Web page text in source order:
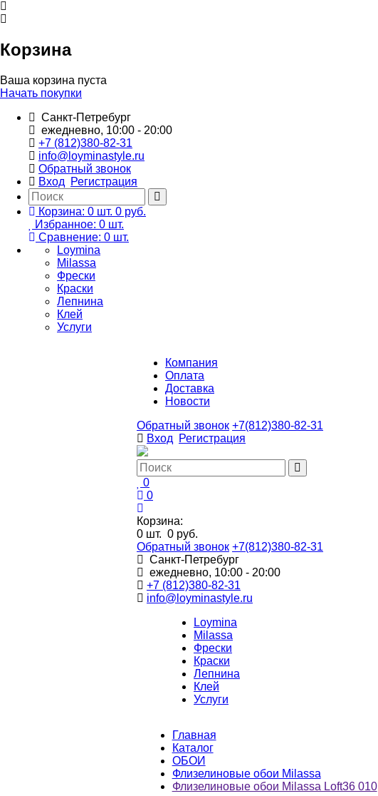
Корзина
Ваша корзина пуста
Начать покупки
Санкт-Петребург
ежедневно, 10:00 - 20:00
+7 (812)380-82-31
info@loyminastyle.ru
Обратный звонок
Вход
Регистрация
Корзина: 0 шт. 0 руб.
Избранное: 0 шт.
Сравнение: 0 шт.
Loymina
Milassa
Фрески
Краски
Лепнина
Клей
Услуги
Компания
Оплата
Доставка
Новости
Обратный звонок +7(812)380-82-31
Вход
Регистрация
0
0
Корзина:
0 шт. 0 руб.
Обратный звонок +7(812)380-82-31
Санкт-Петребург
ежедневно, 10:00 - 20:00
+7 (812)380-82-31
info@loyminastyle.ru
Loymina
Milassa
Фрески
Краски
Лепнина
Клей
Услуги
Главная
Каталог
ОБОИ
Флизелиновые обои Milassa
Флизелиновые обои Milassa Loft36 010